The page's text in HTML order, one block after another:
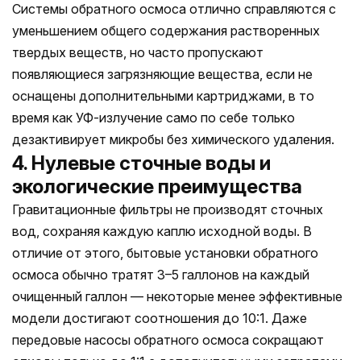
Системы обратного осмоса отлично справляются с
уменьшением общего содержания растворенных
твердых веществ, но часто пропускают
появляющиеся загрязняющие вещества, если не
оснащены дополнительными картриджами, в то
время как УФ-излучение само по себе только
дезактивирует микробы без химического удаления.
4. Нулевые сточные воды и
экологические преимущества
Гравитационные фильтры не производят сточных
вод, сохраняя каждую каплю исходной воды. В
отличие от этого, бытовые установки обратного
осмоса обычно тратят 3–5 галлонов на каждый
очищенный галлон — некоторые менее эффективные
модели достигают соотношения до 10:1. Даже
передовые насосы обратного осмоса сокращают